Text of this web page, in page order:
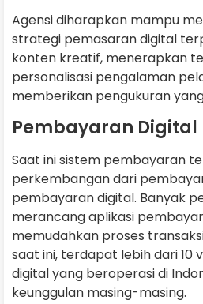
Agensi diharapkan mampu
strategi pemasaran digital
konten kreatif, menerapkan
personalisasi pengalaman
memberikan pengukuran
Pembayaran Digital
Saat ini sistem pembayaran
perkembangan dari
pembayaran digital. Banyak
merancang aplikasi
memudahkan proses
saat ini, terdapat lebih dari 10
digital yang beroperasi di
keunggulan masing-masing.